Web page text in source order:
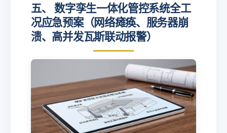
五、 数字孪生一体化管控系统全工
况应急预案（网络瘫痪、服务器崩
溃、高并发瓦斯联动报警）